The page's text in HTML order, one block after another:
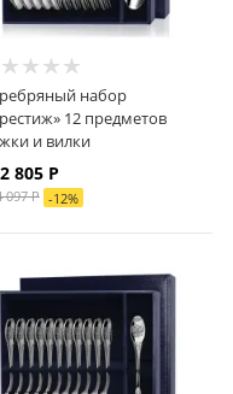
набор
12 предметов
и вилки
805Р
097Р -12%